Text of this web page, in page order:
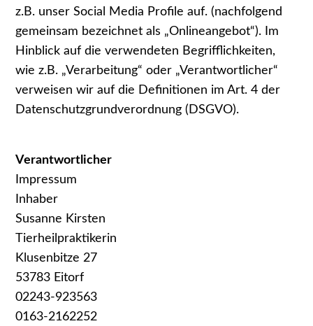
z.B. unser Social Media Profile auf. (nachfolgend
gemeinsam bezeichnet als „Onlineangebot“). Im
Hinblick auf die verwendeten Begrifflichkeiten,
wie z.B. „Verarbeitung“ oder „Verantwortlicher“
verweisen wir auf die Definitionen im Art. 4 der
Datenschutzgrundverordnung (DSGVO).
Verantwortlicher
Impressum
Inhaber
Susanne Kirsten
Tierheilpraktikerin
Klusenbitze 27
53783 Eitorf
02243-923563
0163-2162252